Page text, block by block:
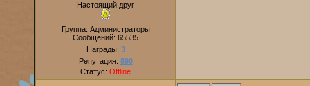
Настоящий друг
Группа: Администраторы
Сообщений: 65535
Награды: 3
Репутация: 890
Статус: Offline